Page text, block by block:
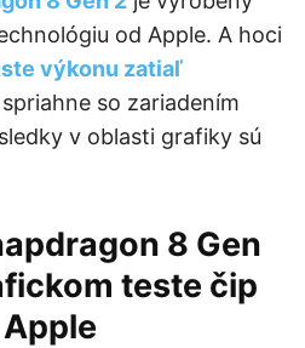
od Apple. A hoci
výkonu zatiaľ
so zariadením
v oblasti grafiky sú
8 Gen
teste čip